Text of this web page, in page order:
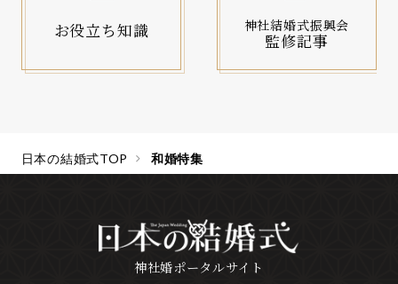
日本の結婚式TOP 和婚特集
お役立ち知識 神社結婚式振興会
監修記事
神社婚ポータルサイト